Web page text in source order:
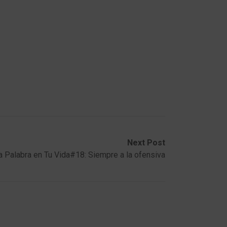
Next Post
Palabra en Tu Vida#18: Siempre a la ofensiva